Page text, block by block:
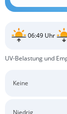
06:49 Uhr
UV-Belastung und
Keine